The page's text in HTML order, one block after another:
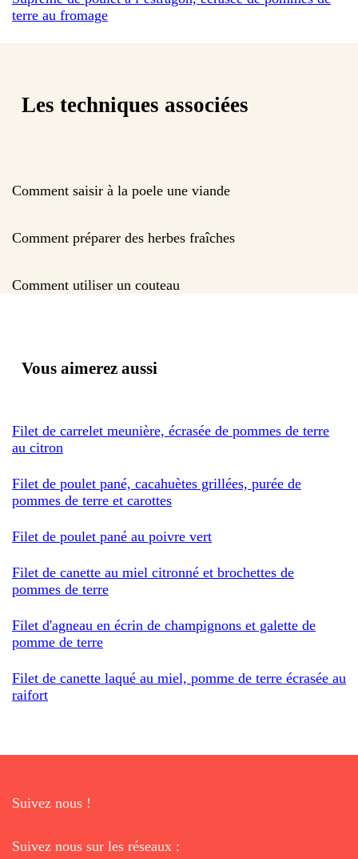
terre au fromage
Les techniques associées
Comment saisir à la poele une viande
Comment préparer des herbes fraîches
Comment utiliser un couteau
Vous aimerez aussi
Filet de carrelet meunière, écrasée de pommes de terre
au citron
Filet de poulet pané, cacahuètes grillées, purée de
pommes de terre et carottes
Filet de poulet pané au poivre vert
Filet de canette au miel citronné et brochettes de
pommes de terre
Filet d'agneau en écrin de champignons et galette de
pomme de terre
Filet de canette laqué au miel, pomme de terre écrasée au
raifort
Suivez nous !
Suivez nous sur les réseaux :